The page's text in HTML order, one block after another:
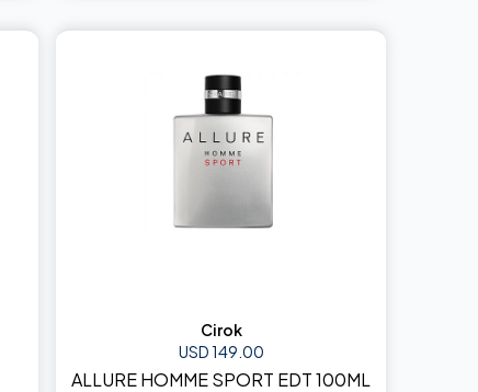
Cirok
USD 149.00
ALLURE HOMME SPORT EDT 100ML